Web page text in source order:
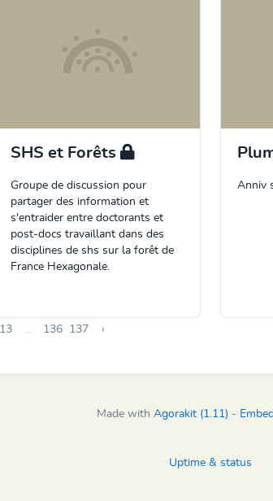
SHS et Forêts
Groupe de discussion pour
partager des information et
s'entraider entre doctorants et
post-docs travaillant dans des
disciplines de shs sur la forêt de
France Hexagonale.
Anniv
13 136 137 ›
Made with Agorakit (1.11) -
Uptime & status